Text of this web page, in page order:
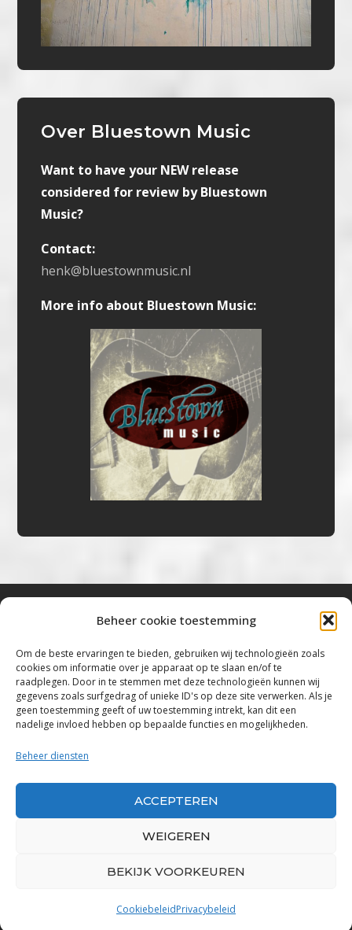
Beheer cookie toestemming
Om de beste ervaringen te bieden, gebruiken wij technologieën zoals
cookies om informatie over je apparaat op te slaan en/of te
raadplegen. Door in te stemmen met deze technologieën kunnen wij
gegevens zoals surfgedrag of unieke ID's op deze site verwerken. Als je
geen toestemming geeft of uw toestemming intrekt, kan dit een
nadelige invloed hebben op bepaalde functies en mogelijkheden.
Beheer diensten
ACCEPTEREN
WEIGEREN
BEKIJK VOORKEUREN
CookiebeleidPrivacybeleid
Over Bluestown Music
Want to have your NEW release
considered for review by Bluestown
Music?
Contact:
henk@bluestownmusic.nl
More info about Bluestown Music:
“Voor de mooiste Blues, Rock, Roots &
Americana”
Copyright 2019 – 2026 Bluestown Music – All
Powered by Bluestown Music